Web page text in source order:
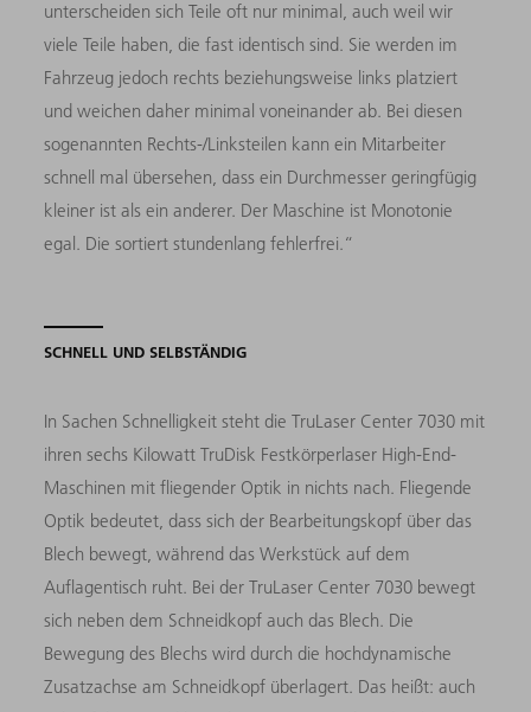
unterscheiden sich Teile oft nur minimal, auch weil wir
viele Teile haben, die fast identisch sind. Sie werden im
Fahrzeug jedoch rechts beziehungsweise links platziert
und weichen daher minimal voneinander ab. Bei diesen
sogenannten Rechts-/Linksteilen kann ein Mitarbeiter
schnell mal übersehen, dass ein Durchmesser geringfügig
kleiner ist als ein anderer. Der Maschine ist Monotonie
egal. Die sortiert stundenlang fehlerfrei.“
SCHNELL UND SELBSTÄNDIG
In Sachen Schnelligkeit steht die TruLaser Center 7030 mit
ihren sechs Kilowatt TruDisk Festkörperlaser High-End-
Maschinen mit fliegender Optik in nichts nach. Fliegende
Optik bedeutet, dass sich der Bearbeitungskopf über das
Blech bewegt, während das Werkstück auf dem
Auflagentisch ruht. Bei der TruLaser Center 7030 bewegt
sich neben dem Schneidkopf auch das Blech. Die
Bewegung des Blechs wird durch die hochdynamische
Zusatzachse am Schneidkopf überlagert. Das heißt: auch